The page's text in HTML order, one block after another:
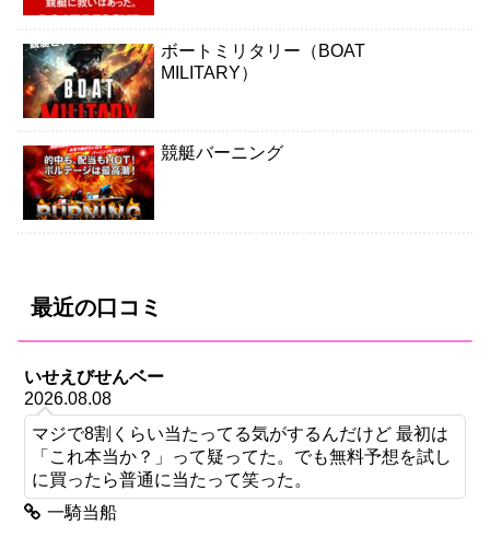
ボートミリタリー（BOAT
MILITARY）
競艇バーニング
最近の口コミ
いせえびせんベー
2026.08.08
マジで8割くらい当たってる気がするんだけど 最初は
「これ本当か？」って疑ってた。でも無料予想を試し
に買ったら普通に当たって笑った。
一騎当船